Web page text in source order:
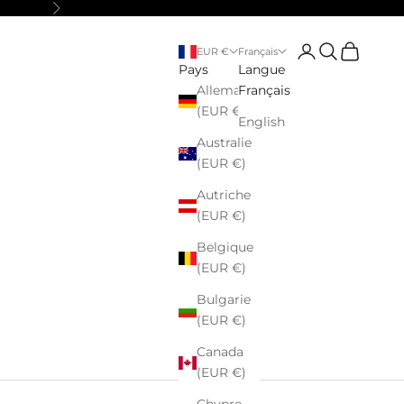
Suivant
EUR €
Pays
Allemagne
(EUR €)
Australie
(EUR €)
Autriche
(EUR €)
Belgique
(EUR €)
Bulgarie
(EUR €)
Canada
(EUR €)
Français
Langue
Français
English
Connexion
Recherche
Panier